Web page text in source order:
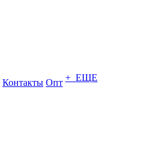
Контакты Опт + ЕЩЕ